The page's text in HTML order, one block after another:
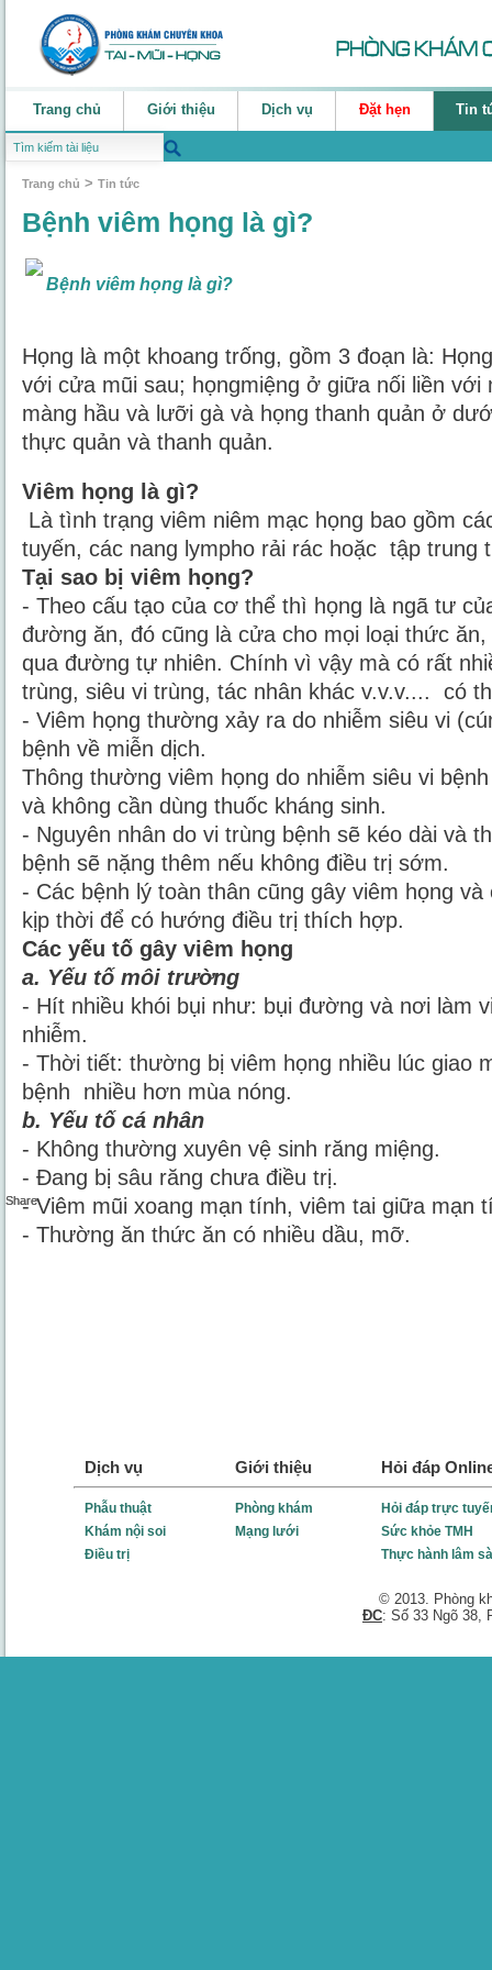
Trang chủ Giới thiệu Dịch vụ Đặt hẹn Tin
Trang chủ > Tin tức
Bệnh viêm họng là gì?
Bệnh viêm họng là gì?
Họng là một khoang trống, gồm 3 đoạn là:
với cửa mũi sau; họngmiệng ở giữa nối liền với
màng hầu và lưỡi gà và họng thanh quản ở
thực quản và thanh quản.
Viêm họng là gì?
Là tình trạng viêm niêm mạc họng bao gồm
tuyến, các nang lympho rải rác hoặc tập trung
Tại sao bị viêm họng?
- Theo cấu tạo của cơ thể thì họng là ngã tư
đường ăn, đó cũng là cửa cho mọi loại thức
qua đường tự nhiên. Chính vì vậy mà có rất
trùng, siêu vi trùng, tác nhân khác v.v.v.... có
- Viêm họng thường xảy ra do nhiễm siêu vi
bệnh về miễn dịch.
Thông thường viêm họng do nhiễm siêu vi
và không cần dùng thuốc kháng sinh.
- Nguyên nhân do vi trùng bệnh sẽ kéo dài và
bệnh sẽ nặng thêm nếu không điều trị sớm.
- Các bệnh lý toàn thân cũng gây viêm họng
kịp thời để có hướng điều trị thích hợp.
Các yếu tố gây viêm họng
a. Yếu tố môi trường
- Hít nhiều khói bụi như: bụi đường và nơi làm
nhiễm.
- Thời tiết: thường bị viêm họng nhiều lúc giao
bệnh nhiều hơn mùa nóng.
b. Yếu tố cá nhân
- Không thường xuyên vệ sinh răng miệng.
- Đang bị sâu răng chưa điều trị.
- Viêm mũi xoang mạn tính, viêm tai giữa mạn
- Thường ăn thức ăn có nhiều dầu, mỡ.
Dịch vụ Giới thiệu Hỏi đáp
Phẫu thuật
Khám nội soi
Điều trị
Phòng khám
Mạng lưới
Hỏi đáp trực
Sức khỏe TMH
Thực hành lâm
© 2013. Phòng
ĐC: Số 33 Ngõ 38,
Share
Share